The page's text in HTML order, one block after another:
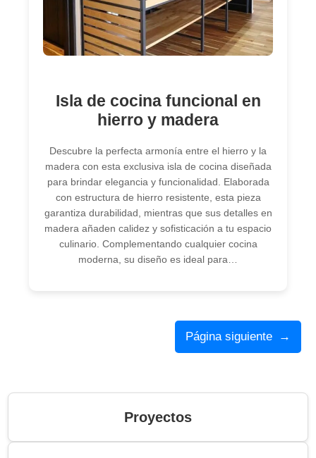
Proyectos
Isla de cocina funcional en
hierro y madera
Descubre la perfecta armonía entre el hierro y la
madera con esta exclusiva isla de cocina diseñada
para brindar elegancia y funcionalidad. Elaborada
con estructura de hierro resistente, esta pieza
garantiza durabilidad, mientras que sus detalles en
madera añaden calidez y sofisticación a tu espacio
culinario. Complementando cualquier cocina
moderna, su diseño es ideal para…
Página siguiente →